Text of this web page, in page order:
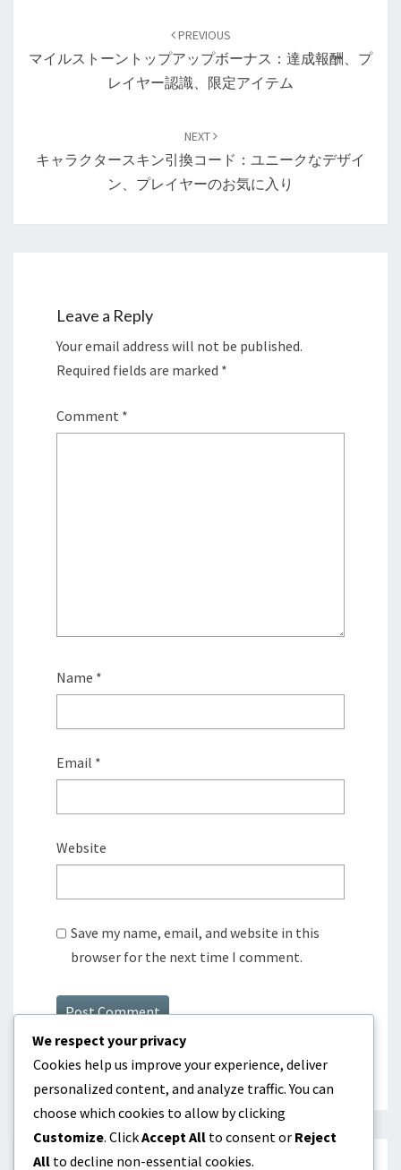
PREVIOUS
マイルストーントップアップボーナス：達成報酬、プ
レイヤー認識、限定アイテム
NEXT
キャラクタースキン引換コード：ユニークなデザイ
ン、プレイヤーのお気に入り
Leave a Reply
Your email address will not be published.
Required fields are marked *
Comment *
Name *
Email *
Website
Save my name, email, and website in this
browser for the next time I comment.
We respect your privacy
Cookies help us improve your experience, deliver
personalized content, and analyze traffic. You can
choose which cookies to allow by clicking
Customize. ClickAccept All to consent or Reject
All to decline non-essential cookies.